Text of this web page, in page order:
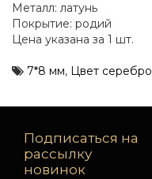
Металл: латунь
Покрытие: родий
Цена указана за 1 шт.
7*8 мм, Цвет серебро
Подписаться на
рассылку
новинок